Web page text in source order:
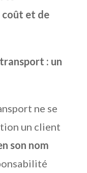
coût et de
: un
ne se
un client
son nom